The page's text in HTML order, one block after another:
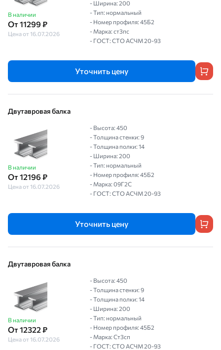
В наличии
От 11299 ₽
Цена от 16.07.2026
- Ширина: 200
- Тип: нормальный
- Номер профиля: 45Б2
- Марка: ст3пс
- ГОСТ: СТО АСЧМ 20-93
Уточнить цену
Двутавровая балка
В наличии
От 12196 ₽
Цена от 16.07.2026
- Высота: 450
- Толщина стенки: 9
- Толщина полки: 14
- Ширина: 200
- Тип: нормальный
- Номер профиля: 45Б2
- Марка: 09Г2С
- ГОСТ: СТО АСЧМ 20-93
Уточнить цену
Двутавровая балка
В наличии
От 12322 ₽
Цена от 16.07.2026
- Высота: 450
- Толщина стенки: 9
- Толщина полки: 14
- Ширина: 200
- Тип: нормальный
- Номер профиля: 45Б2
- Марка: Ст3сп
- ГОСТ: СТО АСЧМ 20-93